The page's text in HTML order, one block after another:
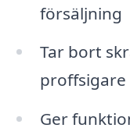
försäljning
Tar bort
Ger